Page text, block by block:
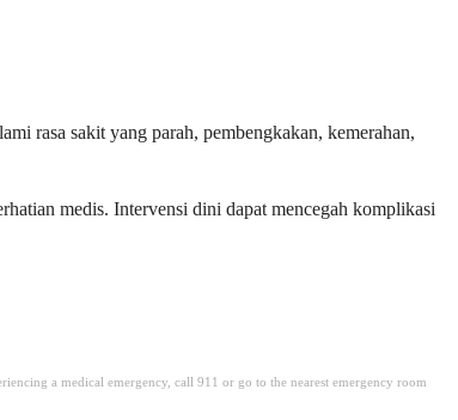
rasa sakit yang parah, pembengkakan, kemerahan,
medis. Intervensi dini dapat mencegah komplikasi
a medical emergency, call 911 or go to the nearest emergency room